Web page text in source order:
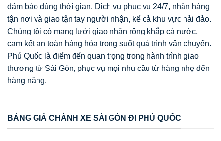
đảm bảo đúng thời gian. Dịch vụ phục vụ 24/7, nhận hàng
tận nơi và giao tận tay người nhận, kể cả khu vực hải đảo.
Chúng tôi có mạng lưới giao nhận rộng khắp cả nước,
cam kết an toàn hàng hóa trong suốt quá trình vận chuyển.
Phú Quốc là điểm đến quan trọng trong hành trình giao
thương từ Sài Gòn, phục vụ mọi nhu cầu từ hàng nhẹ đến
hàng nặng.
BẢNG GIÁ CHÀNH XE SÀI GÒN ĐI PHÚ QUỐC